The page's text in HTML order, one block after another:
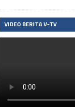
VIDEO BERITA V-TV